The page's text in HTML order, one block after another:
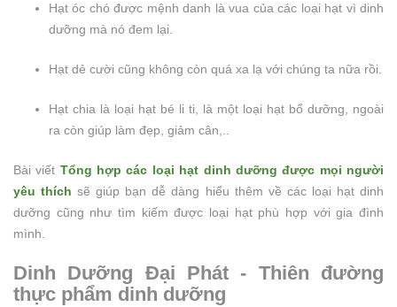
Hạt óc chó được mệnh danh là vua của các loại hạt vì dinh
dưỡng mà nó đem lại.
Hạt dẻ cười cũng không còn quá xa lạ với chúng ta nữa rồi.
Hạt chia là loại hạt bé li ti, là một loại hạt bổ dưỡng, ngoài
ra còn giúp làm đẹp, giảm cân,..
Bài viết Tổng hợp các loại hạt dinh dưỡng được mọi người
yêu thích sẽ giúp bạn dễ dàng hiểu thêm về các loại hạt dinh
dưỡng cũng như tìm kiếm được loại hạt phù hợp với gia đình
mình.
Dinh Dưỡng Đại Phát - Thiên đường
thực phẩm dinh dưỡng